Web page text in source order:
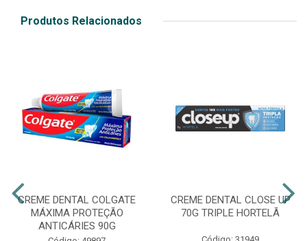
Produtos Relacionados
CREME DENTAL COLGATE
MÁXIMA PROTEÇÃO
ANTICÁRIES 90G
CREME DENTAL CLOSE UP
70G TRIPLE HORTELÃ